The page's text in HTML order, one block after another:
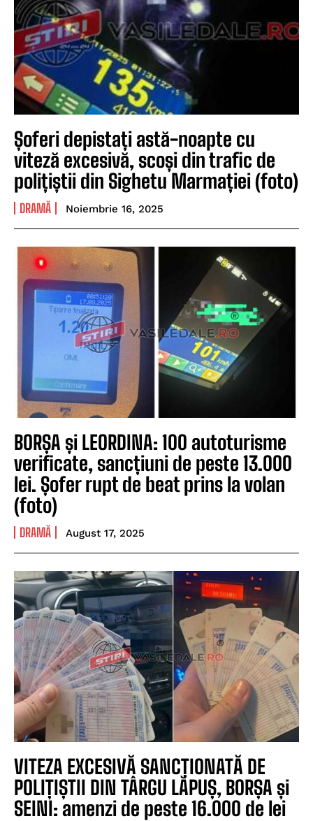
Șoferi depistați astă-noapte cu
viteză excesivă, scoși din trafic de
polițiștii din Sighetu Marmației (foto)
DRAMĂ Noiembrie 16, 2025
BORȘA și LEORDINA: 100 autoturisme
verificate, sancțiuni de peste 13.000
lei. Șofer rupt de beat prins la volan
(foto)
DRAMĂ August 17, 2025
VITEZA EXCESIVĂ SANCȚIONATĂ DE
POLIȚIȘTII DIN TÂRGU LĂPUȘ, BORȘA și
SEINI: amenzi de peste 16.000 de lei